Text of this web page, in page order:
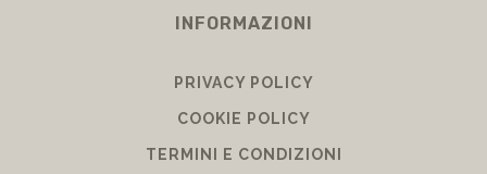
INFORMAZIONI
PRIVACY POLICY
COOKIE POLICY
TERMINI E CONDIZIONI